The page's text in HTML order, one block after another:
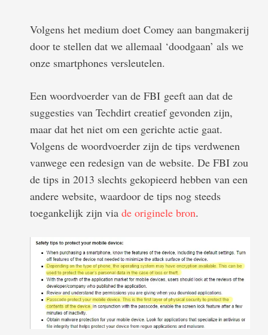
Volgens het medium doet Comey aan bangmakerij
door te stellen dat we allemaal ‘doodgaan’ als we
onze smartphones versleutelen.
Een woordvoerder van de FBI geeft aan dat de
suggesties van Techdirt creatief gevonden zijn,
maar dat het niet om een gerichte actie gaat.
Volgens de woordvoerder zijn de tips verdwenen
vanwege een redesign van de website. De FBI zou
de tips in 2013 slechts gekopieerd hebben van een
andere website, waardoor de tips nog steeds
toegankelijk zijn via de originele bron.